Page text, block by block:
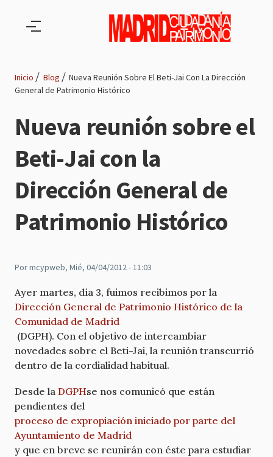
de
navegación
Inicio Blog
Nueva Reunión Sobre El Beti-Jai Con La Dirección
General de Patrimonio Histórico
Nueva reunión sobre el
Beti-Jai con la
Dirección General de
Patrimonio Histórico
Pormcypweb, Mié, 04/04/2012 - 11:03
Ayer martes, día 3, fuimos recibimos por la
Dirección General de Patrimonio Histórico de la
Comunidad de Madrid
(DGPH). Con el objetivo de intercambiar
novedades sobre el Beti-Jai, la reunión transcurrió
dentro de la cordialidad habitual.
Desde la DGPHse nos comunicó que están
pendientes del
proceso de expropiación iniciado por parte del
Ayuntamiento de Madrid
y que en breve se reunirán con éste para estudiar